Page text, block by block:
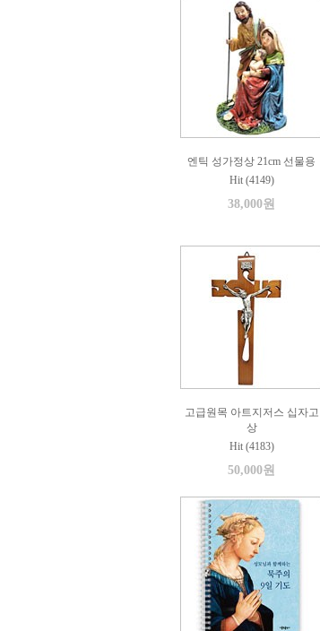
엔틱 성가정상 21cm 선물용
Hit (4149)
38,000원
고급원목 아트지저스 십자고
상
Hit (4183)
50,000원